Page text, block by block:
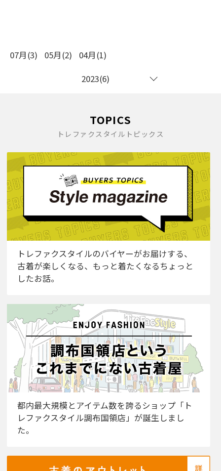
07月(3) 05月(2)
04月(1)
2023(6)
TOPICS
トレファクスタイルトピックス
トレファクスタイルのバイヤーがお届けする、
古着が楽しくなる、もっと着たくなるちょっと
したお話。
都内最大規模とアイテム数を誇るショップ「ト
レファクスタイル調布国領店」が誕生しまし
た。